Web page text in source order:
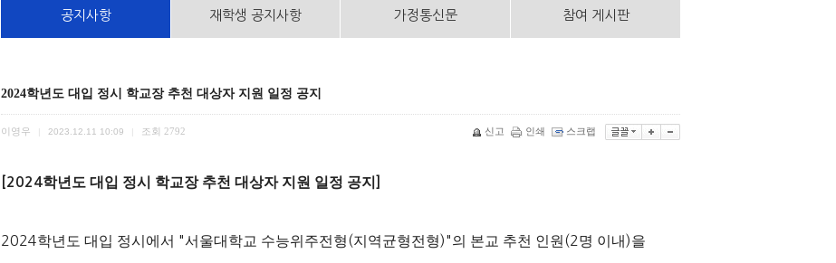
공지사항 재학생 공지사항 가정통신문 참여 게시판
2024학년도 대입 정시 학교장 추천 대상자 지원 일정 공지
이영우 2023.12.11 10:09 조회 2792 신고 인쇄 스크랩
[2024학년도 대입 정시 학교장 추천 대상자 지원 일정 공지
2024학년도 대입 정시에서 "서울대학교 수능위주전형(지역균형전형)"의 본교 추천 인원 (2명 이내 )을